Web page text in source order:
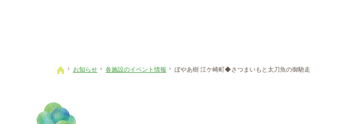
ホーム
お知らせ 各施設のイベント情報 ぼやあ樹 江ケ崎町◆さつまいもと太刀魚の御馳走